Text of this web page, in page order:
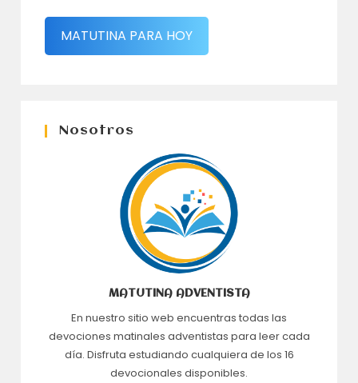
MATUTINA PARA HOY
Nosotros
MATUTINA ADVENTISTA
En nuestro sitio web encuentras todas las
devociones matinales adventistas para leer cada
día. Disfruta estudiando cualquiera de los 16
devocionales disponibles.